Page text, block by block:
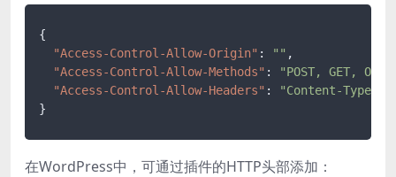
{
"Access-Control-Allow-Origin" : "" ,
"Access-Control-Allow-Methods" :
"POST, GET,
"Access-Control-Allow-Headers" :
"Content-Type,
}
在WordPress中，可通过插件的HTTP头部添加：